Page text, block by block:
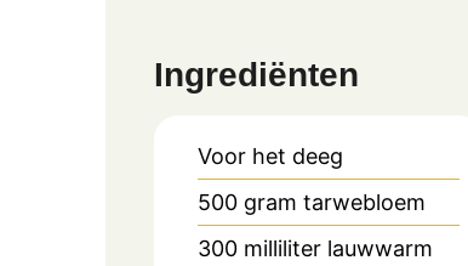
Ingrediënten
Voor het deeg
500 gram tarwebloem
300 milliliter lauwwarm